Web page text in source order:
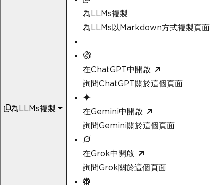
為LLMs複製
為LLMs複製
為LLMs以Markdown方式複製頁面
在ChatGPT中開啟
詢問ChatGPT關於這個頁面
在Gemini中開啟
詢問Gemini關於這個頁面
在Grok中開啟
詢問Grok關於這個頁面